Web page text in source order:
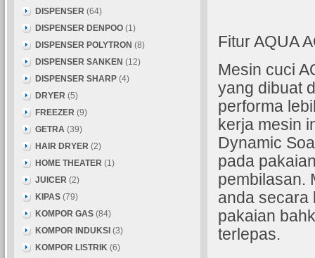
Fitur AQUA
Mesin cuci
yang dibuat
performa
kerja mesin
Dynamic
pada
pembilasan.
anda secara
pakaian
terlepas.
DISPENSER (64)
DISPENSER DENPOO (1)
DISPENSER POLYTRON (8)
DISPENSER SANKEN (12)
DISPENSER SHARP (4)
DRYER (5)
FREEZER (9)
GETRA (39)
HAIR DRYER (2)
HOME THEATER (1)
JUICER (2)
KIPAS (79)
KOMPOR GAS (84)
KOMPOR INDUKSI (3)
KOMPOR LISTRIK (6)